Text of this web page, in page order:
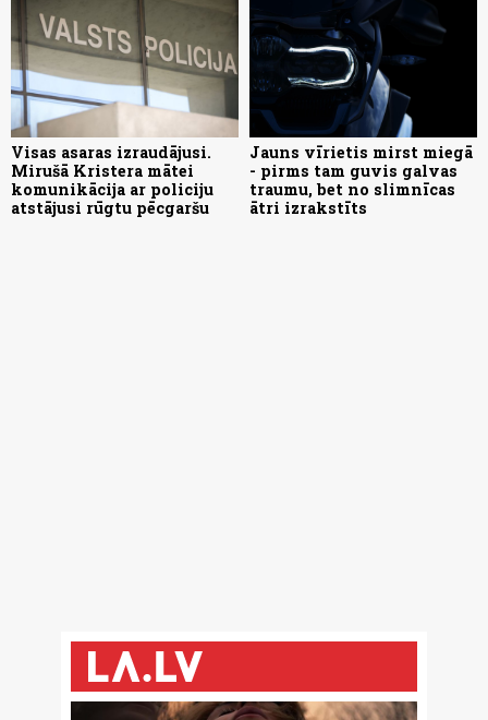
Visas asaras izraudājusi.
Mirušā Kristera mātei
komunikācija ar policiju
atstājusi rūgtu pēcgaršu
Jauns vīrietis mirst miegā
- pirms tam guvis galvas
traumu, bet no slimnīcas
ātri izrakstīts